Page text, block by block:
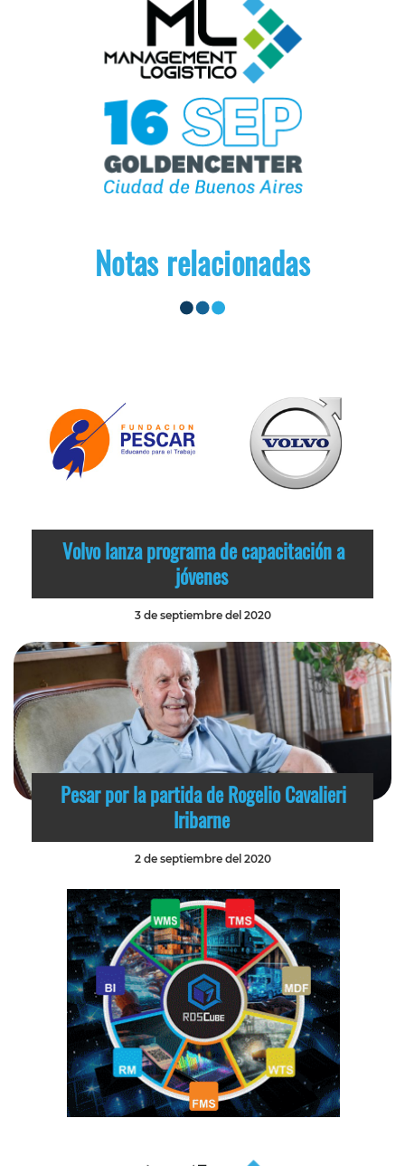
Notas relacionadas
Volvo lanza programa de capacitación a
jóvenes
3 de septiembre del 2020
Pesar por la partida de Rogelio Cavalieri
Iribarne
2 de septiembre del 2020